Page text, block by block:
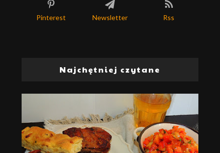
Pinterest Newsletter Rss
Najchętniej czytane